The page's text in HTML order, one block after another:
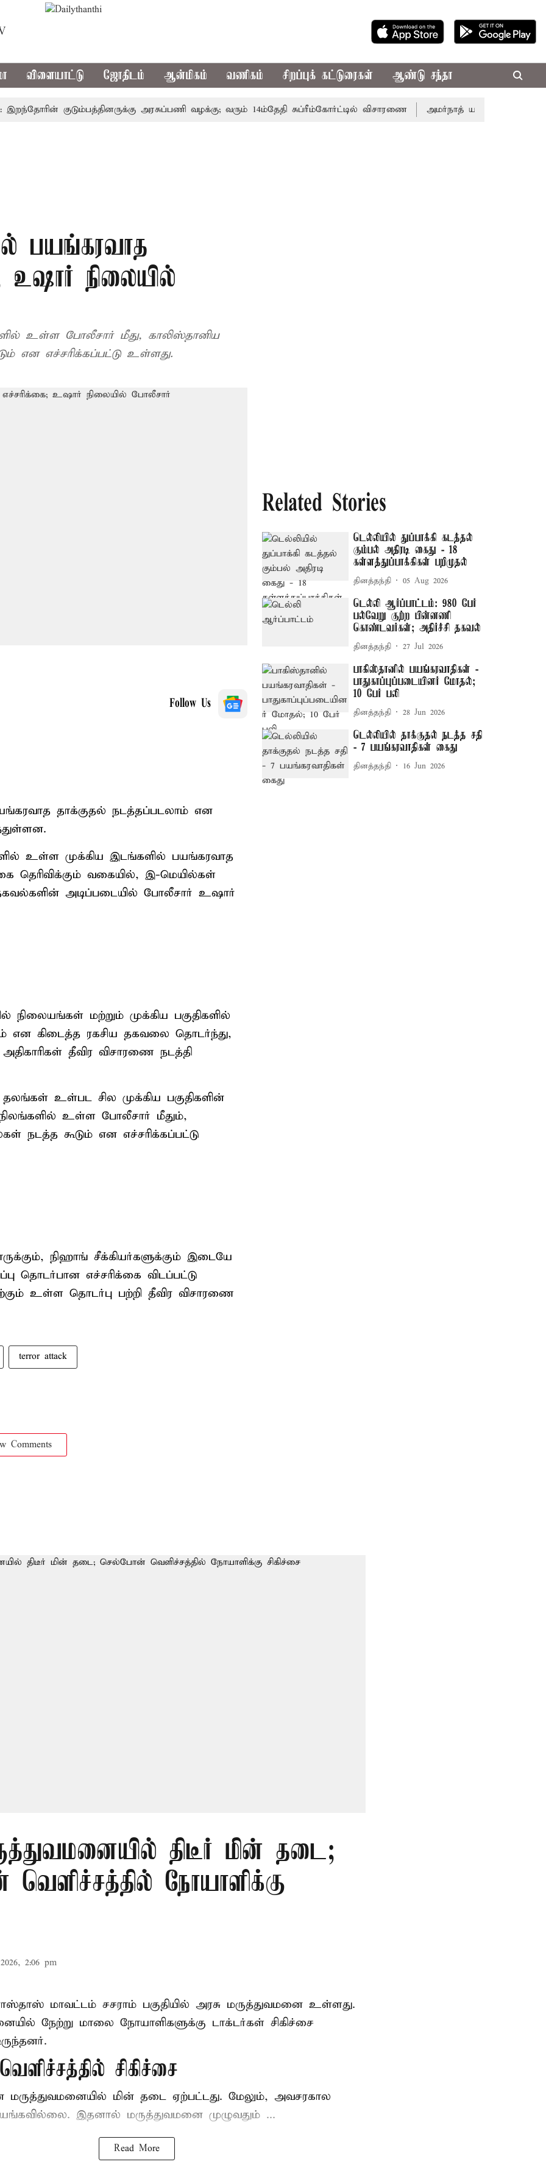
விளையாட்டு ஜோதிடம் ஆன்மிகம் வணிகம் சிறப்புக் கட்டுரைகள் ஆண்டு சந்தா
குடும்பத்தினருக்கு அரசுப்பணி வழக்கு; வரும் 14ம்தேதி சுப்ரீம்கோர்ட்டில் விசாரணை அமர்நாத் யாத்திரை தற்காலிகமாக
பயங்கரவாத
உஷார் நிலையில்
உள்ள போலீசார் மீது, காலிஸ்தானிய
என எச்சரிக்கப்பட்டு உள்ளது.
Follow Us
தாக்குதல் நடத்தப்படலாம் என
உள்ள முக்கிய இடங்களில் பயங்கரவாத
தெரிவிக்கும் வகையில், இ-மெயில்கள்
அடிப்படையில் போலீசார் உஷார்
மற்றும் முக்கிய பகுதிகளில்
என கிடைத்த ரகசிய தகவலை தொடர்ந்து,
தீவிர விசாரணை நடத்தி
தலங்கள் உள்பட சில முக்கிய பகுதிகளின்
உள்ள போலீசார் மீதும்,
நடத்த கூடும் என எச்சரிக்கப்பட்டு
நிஹாங் சீக்கியர்களுக்கும் இடையே
தொடர்பான எச்சரிக்கை விடப்பட்டு
உள்ள தொடர்பு பற்றி தீவிர விசாரணை
terror attack
Comments
Related Stories
டெல்லியில் துப்பாக்கி கடத்தல்
கும்பல் அதிரடி கைது - 18
கள்ளத்துப்பாக்கிகள் பறிமுதல்
தினத்தந்தி 05 Aug 2026
டெல்லி ஆர்ப்பாட்டம்: 980 பேர்
பல்வேறு குற்ற பின்னணி
கொண்டவர்கள்; அதிர்ச்சி தகவல்
தினத்தந்தி 27 Jul 2026
பாகிஸ்தானில் பயங்கரவாதிகள் -
பாதுகாப்புப்படையினர் மோதல்;
10 பேர் பலி
தினத்தந்தி 28 Jun 2026
டெல்லியில் தாக்குதல் நடத்த சதி
- 7 பயங்கரவாதிகள் கைது
தினத்தந்தி 16 Jun 2026
திடீர் மின் தடை;
நோயாளிக்கு
2:06 pm
மாவட்டம் சசராம் பகுதியில் அரசு மருத்துவமனை உள்ளது.
நேற்று மாலை நோயாளிகளுக்கு டாக்டர்கள் சிகிச்சை
சிகிச்சை
மருத்துவமனையில் மின் தடை ஏற்பட்டது. மேலும், அவசரகால
இதனால் மருத்துவமனை முழுவதும் ...
Read More